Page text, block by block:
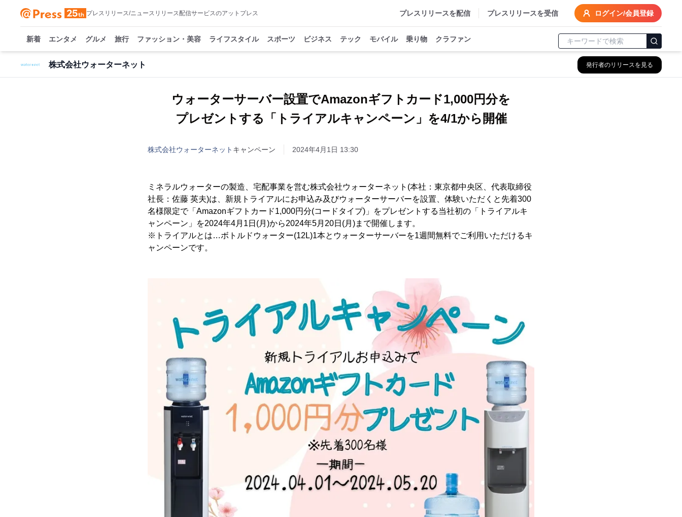
プレスリリース/ニュースリリース配信サービスのアットプレス プレスリリースを配信 プレスリリースを受信 ログイン/会員登録
新着 エンタメ グルメ 旅行 ファッション・美容 ライフスタイル スポーツ ビジネス テック モバイル 乗り物 クラファン
株式会社ウォーターネット 発行者のリリースを見る
ウォーターサーバー設置でAmazonギフトカード1,000円分を
プレゼントする「トライアルキャンペーン」を4/1から開催
株式会社ウォーターネット キャンペーン 2024年4月1日 13:30
ミネラルウォーターの製造、宅配事業を営む株式会社ウォーターネット(本社：東京都中央区、代表取締役
社長：佐藤 英夫)は、新規トライアルにお申込み及びウォーターサーバーを設置、体験いただくと先着300
名様限定で「Amazonギフトカード1,000円分(コードタイプ)」をプレゼントする当社初の「トライアルキ
ャンペーン」を2024年4月1日(月)から2024年5月20日(月)まで開催します。
※トライアルとは…ボトルドウォーター(12L)1本とウォーターサーバーを1週間無料でご利用いただけるキ
ャンペーンです。